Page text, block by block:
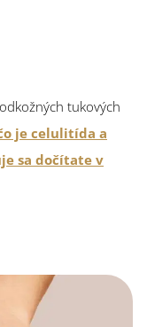
tukových
je celulitída a
sa dočítate v